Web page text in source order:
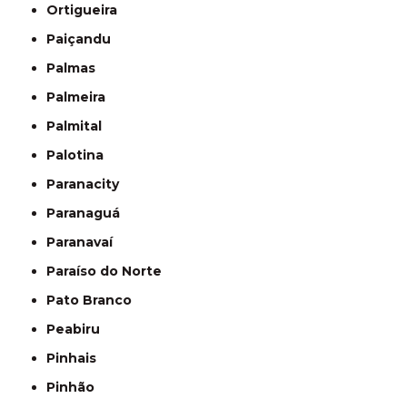
Ortigueira
Paiçandu
Palmas
Palmeira
Palmital
Palotina
Paranacity
Paranaguá
Paranavaí
Paraíso do Norte
Pato Branco
Peabiru
Pinhais
Pinhão